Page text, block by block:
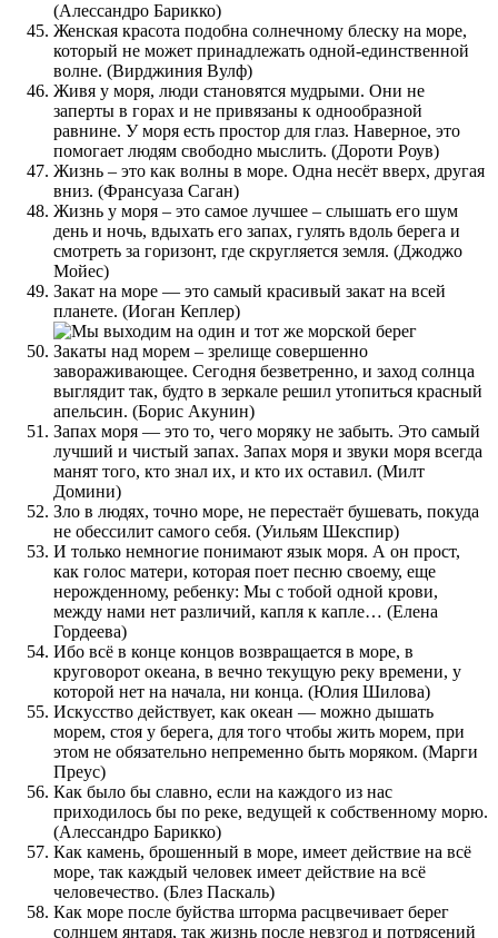
(Алессандро Барикко)
Женская красота подобна солнечному блеску на море,
который не может принадлежать одной-единственной
волне. (Вирджиния Вулф)
Живя у моря, люди становятся мудрыми. Они не
заперты в горах и не привязаны к однообразной
равнине. У моря есть простор для глаз. Наверное, это
помогает людям свободно мыслить. (Дороти Роув)
Жизнь – это как волны в море. Одна несёт вверх, другая
вниз. (Франсуаза Саган)
Жизнь у моря – это самое лучшее – слышать его шум
день и ночь, вдыхать его запах, гулять вдоль берега и
смотреть за горизонт, где скругляется земля. (Джоджо
Мойес)
Закат на море — это самый красивый закат на всей
планете. (Иоган Кеплер)
Закаты над морем – зрелище совершенно
завораживающее. Сегодня безветренно, и заход солнца
выглядит так, будто в зеркале решил утопиться красный
апельсин. (Борис Акунин)
Запах моря — это то, чего моряку не забыть. Это самый
лучший и чистый запах. Запах моря и звуки моря всегда
манят того, кто знал их, и кто их оставил. (Милт
Домини)
Зло в людях, точно море, не перестаёт бушевать, покуда
не обессилит самого себя. (Уильям Шекспир)
И только немногие понимают язык моря. А он прост,
как голос матери, которая поет песню своему, еще
нерожденному, ребенку: Мы с тобой одной крови,
между нами нет различий, капля к капле… (Елена
Гордеева)
Ибо всё в конце концов возвращается в море, в
круговорот океана, в вечно текущую реку времени, у
которой нет на начала, ни конца. (Юлия Шилова)
Искусство действует, как океан — можно дышать
морем, стоя у берега, для того чтобы жить морем, при
этом не обязательно непременно быть моряком. (Марги
Преус)
Как было бы славно, если на каждого из нас
приходилось бы по реке, ведущей к собственному морю.
(Алессандро Барикко)
Как камень, брошенный в море, имеет действие на всё
море, так каждый человек имеет действие на всё
человечество. (Блез Паскаль)
Как море после буйства шторма расцвечивает берег
солнцем янтаря, так жизнь после невзгод и потрясений